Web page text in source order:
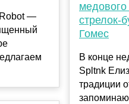
—
стрелок-
Гомес
В конце
Spltnk
традиции